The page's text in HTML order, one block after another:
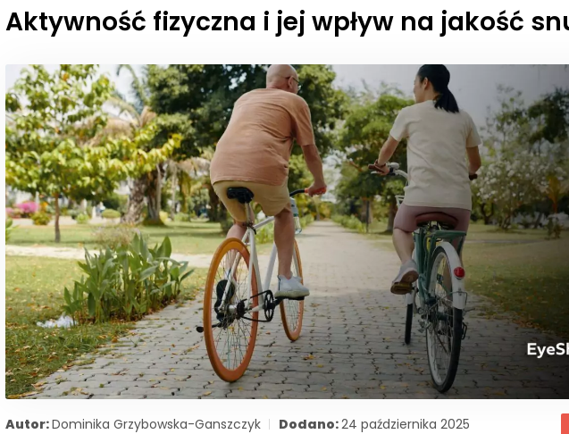
Aktywność fizyczna i jej wpływ na jakość
Autor:Dominika Grzybowska-Ganszczyk Dodano:24 października 2025